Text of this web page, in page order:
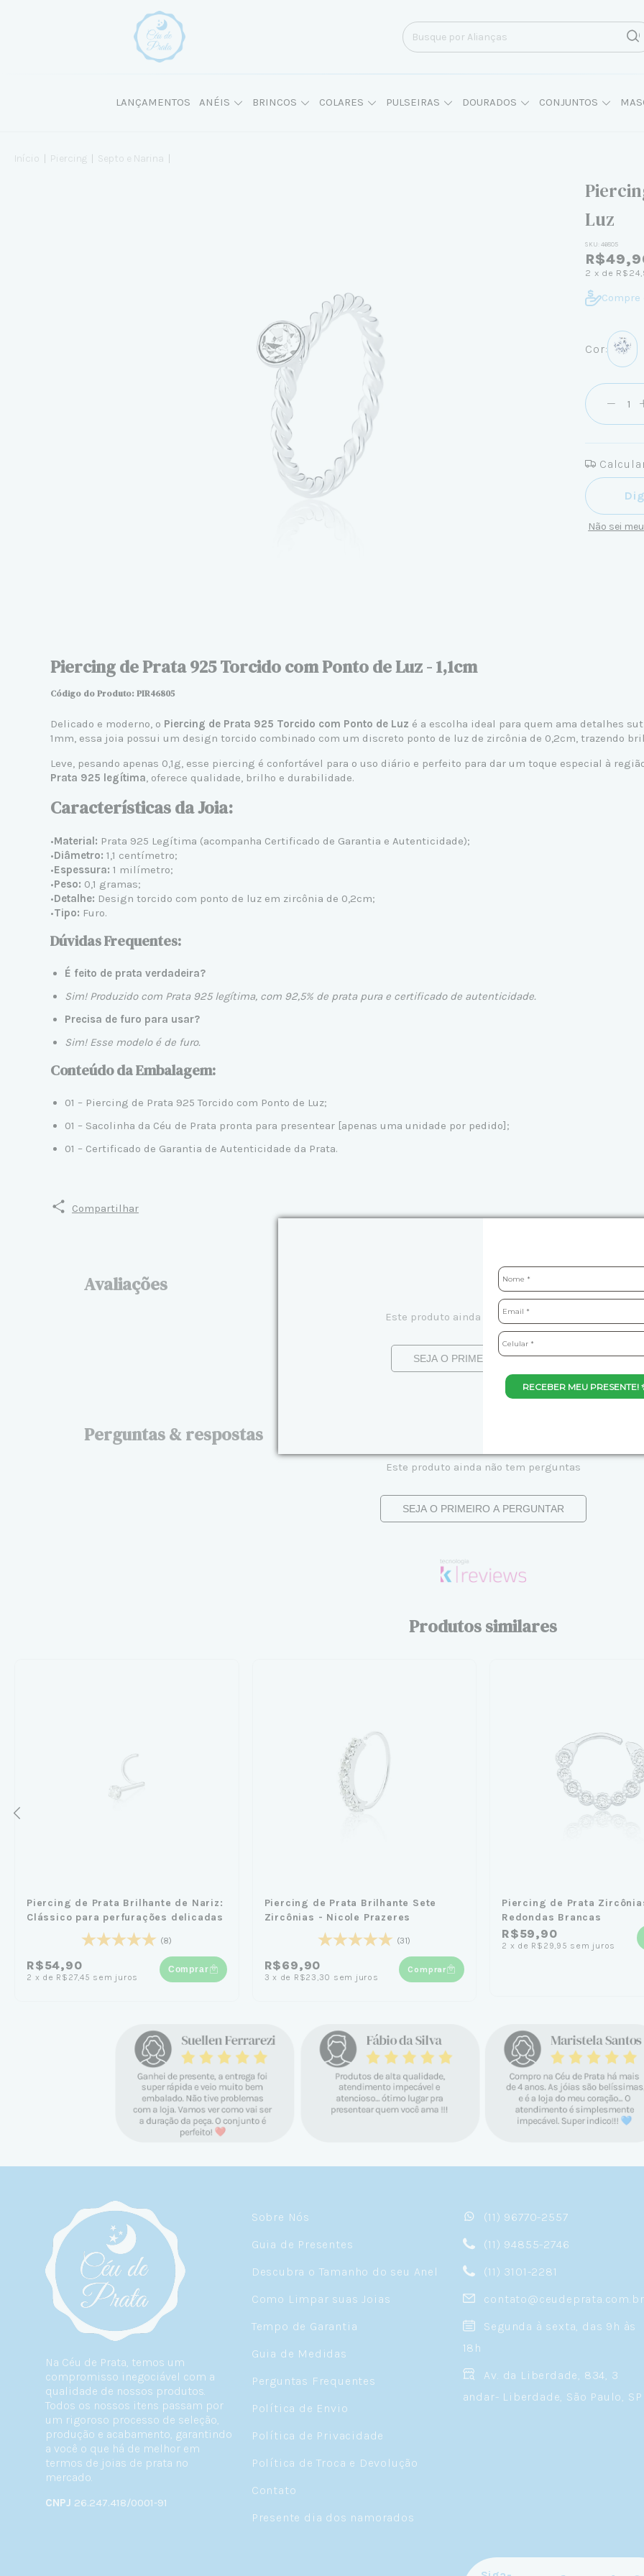
RECEBER MEU PRESENTE!
LANÇAMENTOS ANÉIS BRINCOS COLARES PULSEIRAS DOURADOS CONJUNTOS
Início Piercing Septo e Narina
Luz
SKU:46805
2 x de
Cor:
Entregas
Não sei
Piercing de Prata 925 Torcido com Ponto de Luz - 1,1cm
Código do Produto: PIR46805
Delicado e moderno, o Piercing de Prata 925 Torcido com Ponto de Luz é a escolha ideal para quem ama detalhes
1mm, essa joia possui um design torcido combinado com um discreto ponto de luz de zircônia de 0,2cm, trazendo
Leve, pesando apenas 0,1g, esse piercing é confortável para o uso diário e perfeito para dar um toque especial à
Prata 925 legítima, oferece qualidade, brilho e durabilidade.
Características da Joia:
•Material: Prata 925 Legítima (acompanha Certificado de Garantia e Autenticidade);
•Diâmetro: 1,1 centímetro;
•Espessura: 1 milímetro;
•Peso: 0,1 gramas;
•Detalhe: Design torcido com ponto de luz em zircônia de 0,2cm;
•Tipo: Furo.
Dúvidas Frequentes:
É feito de prata verdadeira?
Sim! Produzido com Prata 925 legítima, com 92,5% de prata pura e certificado de autenticidade.
Precisa de furo para usar?
Sim! Esse modelo é de furo.
Conteúdo da Embalagem:
01 – Piercing de Prata 925 Torcido com Ponto de Luz;
01 – Sacolinha da Céu de Prata pronta para presentear [apenas uma unidade por pedido];
01 – Certificado de Garantia de Autenticidade da Prata.
Compartilhar
Avaliações
Este produto ainda não tem avaliações
SEJA O PRIMEIRO A AVALIAR
Perguntas & respostas
Este produto ainda não tem perguntas
SEJA O PRIMEIRO A PERGUNTAR
Produtos similares
Piercing de Prata Brilhante de Nariz:
Clássico para perfurações delicadas
(8)
R$54,90
2 x de R$27,45 sem juros
Comprar
Piercing de Prata Brilhante Sete
Zircônias - Nicole Prazeres
(31)
R$69,90
3 x de R$23,30 sem juros
Comprar
Piercing de Prata
Redondas Brancas
R$59,90
2 x de R$29,95 sem juros
Na Céu de Prata, temos um
compromisso inegociável com a
qualidade de nossos produtos.
Todos os nossos itens passam por
um rigoroso processo de seleção,
produção e acabamento, garantindo
a você o que há de melhor em
termos de joias de prata no
mercado.
CNPJ 26.247.418/0001-91
Sobre Nós
Guia de Presentes
Descubra o Tamanho do seu Anel
Como Limpar suas Joias
Tempo de Garantia
Guia de Medidas
Perguntas Frequentes
Política de Envio
Política de Privacidade
Política de Troca e Devolução
Contato
Presente dia dos namorados
(11) 96770-2557
(11) 94855-2746
(11) 3101-2281
contato@ceudeprata.com.br
Segunda à sexta, das 9h às
18h
Av. da Liberdade, 834, 3
andar- Liberdade, São Paulo, SP